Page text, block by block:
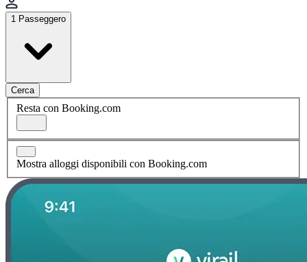
1 Passeggero
Cerca
Resta con Booking.com
Mostra alloggi disponibili con Booking.com